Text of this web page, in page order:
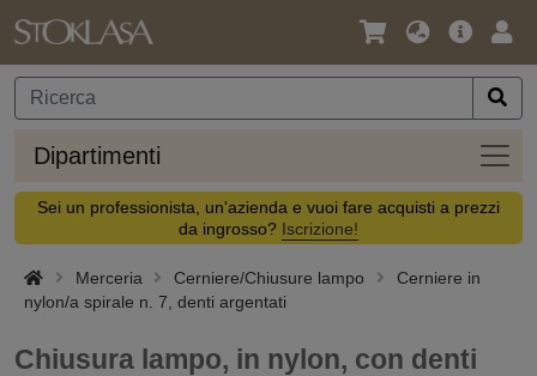
Lingua
Valuta
Offerta
Dipartimenti
Sei un professionista, un'azienda e vuoi fare acquisti a prezzi
da ingrosso? Iscrizione!
Merceria Cerniere/Chiusure lampo
Cerniere in
nylon/a spirale n. 7, denti argentati
Chiusura lampo, in nylon, con denti